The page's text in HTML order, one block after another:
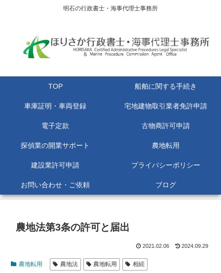
明石の行政書士・海事代理士事務所
TOP 船舶に関する手続き
車庫証明・車両登録 宅地建物取引業者免許申請
電子定款 古物商許可申請
探偵業の開業サポート 農地転用
建設業許可申請 プライバシーポリシー
お問い合わせ・ご依頼 ブログ
農地法第3条の許可と届出
2021.02.06 2024.09.29
農地転用 農地法 農地転用 相続